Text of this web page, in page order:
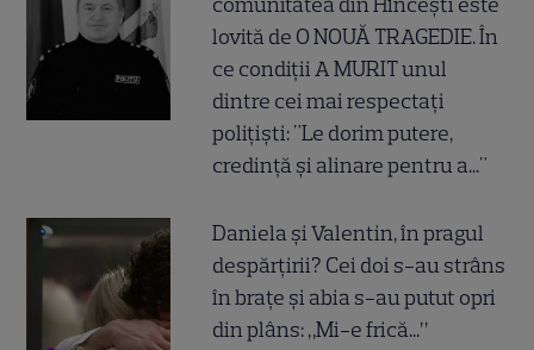
lovită de O NOUĂ TRAGEDIE. În
ce condiții A MURIT unul
dintre cei mai respectați
polițiști: "Le dorim putere,
credință și alinare pentru a..."
Daniela și Valentin, în pragul
despărțirii? Cei doi s-au strâns
în brațe și abia s-au putut opri
din plâns: „Mi-e frică...”